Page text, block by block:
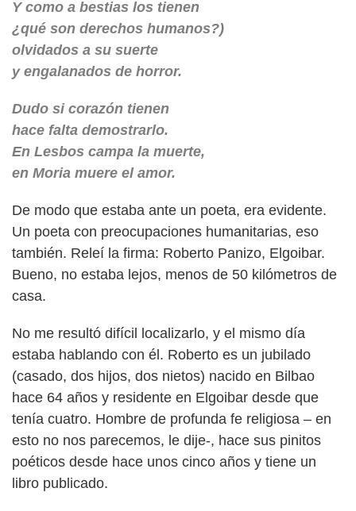
Y como a bestias los tienen
¿qué son derechos humanos?)
olvidados a su suerte
y engalanados de horror.
Dudo si corazón tienen
hace falta demostrarlo.
En Lesbos campa la muerte,
en Moria muere el amor.
De modo que estaba ante un poeta, era evidente.
Un poeta con preocupaciones humanitarias, eso
también. Releí la firma: Roberto Panizo, Elgoibar.
Bueno, no estaba lejos, menos de 50 kilómetros de
casa.
No me resultó difícil localizarlo, y el mismo día
estaba hablando con él. Roberto es un jubilado
(casado, dos hijos, dos nietos) nacido en Bilbao
hace 64 años y residente en Elgoibar desde que
tenía cuatro. Hombre de profunda fe religiosa – en
esto no nos parecemos, le dije-, hace sus pinitos
poéticos desde hace unos cinco años y tiene un
libro publicado.